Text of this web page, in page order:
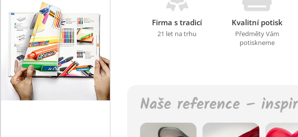
Firma s tradicí
21 let na trhu
Kvalitní potisk
Předměty Vám
potiskneme
Naše reference –